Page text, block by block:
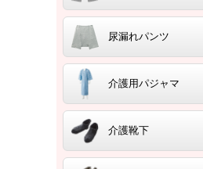
尿漏れパンツ
介護用パジャマ
介護靴下